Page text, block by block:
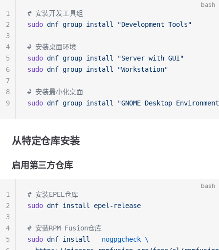
bash
# 安装开发工具组
sudo dnf group install "Development Tools"
# 安装桌面环境
sudo dnf group install
"Server with GUI"
sudo dnf group install "Workstation"
# 安装最小化桌面
sudo dnf group install "GNOME Desktop
1
2
3
4
5
6
7
8
9
从特定仓库安装
启用第三方仓库
bash
# 安装EPEL仓库
sudo dnf install epel-release
# 安装RPM Fusion仓库
sudo dnf install --nogpgcheck \
1
2
3
4
5